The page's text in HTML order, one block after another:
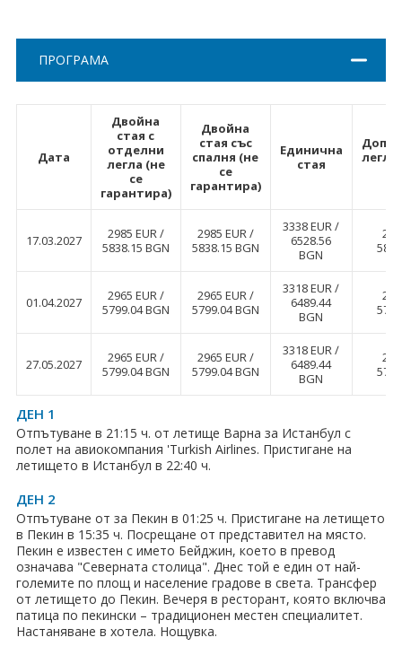
Сърбия - E-Tours
Турция
Празници в България
Предколедни
Нова година
Великден 2026
Екзотични почивки
КРУИЗИ
САМОЛЕТНИ БИЛЕТИ
ХОТЕЛИ
ПРОГРАМА
Дата
Двойна
стая с
отделни
легла (не
се
гарантира)
Двойна
стая със
спалня (не
се
гарантира)
Единична
стая
17.03.2027
2985 EUR ∕
5838.15 BGN
2985 EUR ∕
5838.15 BGN
3338 EUR ∕
6528.56
BGN
01.04.2027
2965 EUR ∕
5799.04 BGN
2965 EUR ∕
5799.04 BGN
3318 EUR ∕
6489.44
BGN
27.05.2027
2965 EUR ∕
5799.04 BGN
2965 EUR ∕
5799.04 BGN
3318 EUR ∕
6489.44
BGN
ДЕН 1
Отпътуване в 21:15 ч. от летище Варна за Истанбул с
полет на авиокомпания 'Turkish Airlines. Пристигане на
летището в Истанбул в 22:40 ч.
ДЕН 2
Отпътуване от за Пекин в 01:25 ч. Пристигане на летището
в Пекин в 15:35 ч. Посрещане от представител на място.
Пекин е известен с името Бейджин, което в превод
означава "Северната столица". Днес той е един от най-
големите по площ и население градове в света. Трансфер
от летището до Пекин. Вечеря в ресторант, която включва
патица по пекински – традиционен местен специалитет.
Настаняване в хотела. Нощувка.